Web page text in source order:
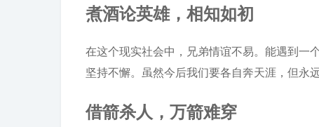
煮酒论英雄，相知如初
在这个现实社会中，兄弟情谊不易。能遇到一
坚持不懈。虽然今后我们要各自奔天涯，但永
借箭杀人，万箭难穿